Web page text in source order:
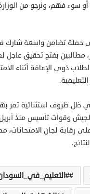
سوء فهم، ونرجو من
حملة تضامن واسعة شارك
مطالبين بفتح تحقيق عاجل
ذوي الإعاقة أثناء
ظروف استثنائية تمر
رقابة لجان الامتحانات،